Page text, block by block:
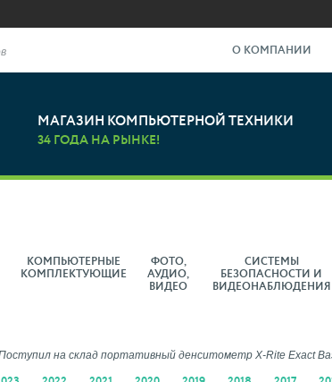
О КОМПАНИИ
МАГАЗИН КОМПЬЮТЕРНОЙ ТЕХНИКИ
34 ГОДА НА РЫНКЕ!
КОМПЬЮТЕРНЫЕ
КОМПЛЕКТУЮЩИЕ
ФОТО,
АУДИО,
ВИДЕО
СИСТЕМЫ
БЕЗОПАСНОСТИ И
ВИДЕОНАБЛЮДЕНИЯ
на склад портативный денситометр X-Rite Exact